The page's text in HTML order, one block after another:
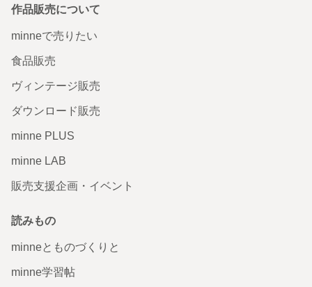
作品販売について
minneで売りたい
食品販売
ヴィンテージ販売
ダウンロード販売
minne PLUS
minne LAB
販売支援企画・イベント
読みもの
minneとものづくりと
minne学習帖